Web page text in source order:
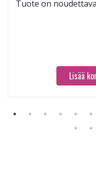
Tuote on
Lisää